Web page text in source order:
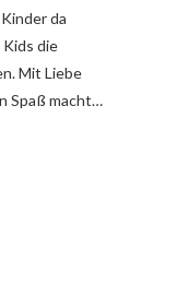
da
die
Mit Liebe
Spaß macht…